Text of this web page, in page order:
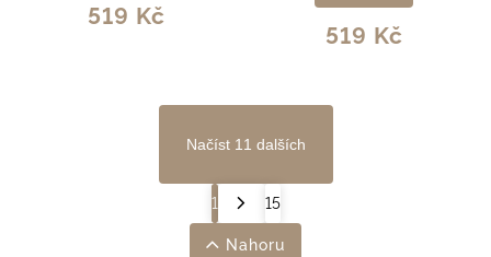
519 Kč
519 Kč
Načíst 11 dalších
1 15
Nahoru